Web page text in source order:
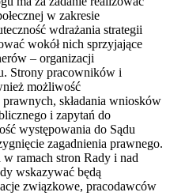
w zakresie
wdrażania strategii
wokół nich sprzyjające
– organizacji
Strony pracowników i
możliwość
składania wniosków
i zapytań do
występowania do Sądu
zagadnienia prawnego.
w ramach stron Rady i nad
wskazywać będą
związkowe, pracodawców